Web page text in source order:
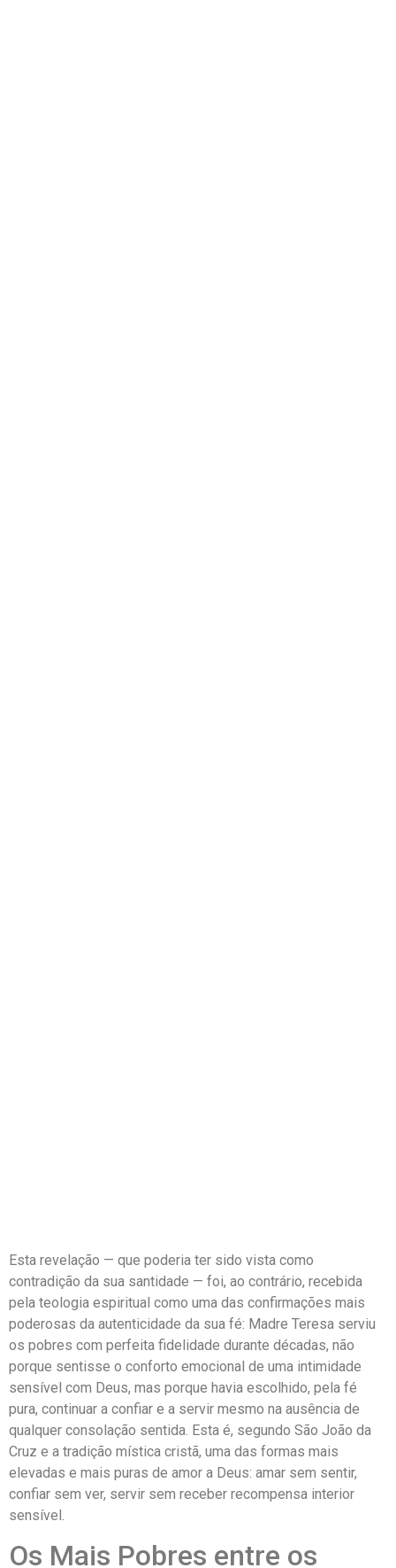
Esta revelação — que poderia ter sido vista como
contradição da sua santidade — foi, ao contrário, recebida
pela teologia espiritual como uma das confirmações mais
poderosas da autenticidade da sua fé: Madre Teresa serviu
os pobres com perfeita fidelidade durante décadas, não
porque sentisse o conforto emocional de uma intimidade
sensível com Deus, mas porque havia escolhido, pela fé
pura, continuar a confiar e a servir mesmo na ausência de
qualquer consolação sentida. Esta é, segundo São João da
Cruz e a tradição mística cristã, uma das formas mais
elevadas e mais puras de amor a Deus: amar sem sentir,
confiar sem ver, servir sem receber recompensa interior
sensível.
Os Mais Pobres entre os